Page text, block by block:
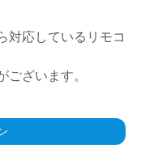
対応しているリモコ
ざいます。